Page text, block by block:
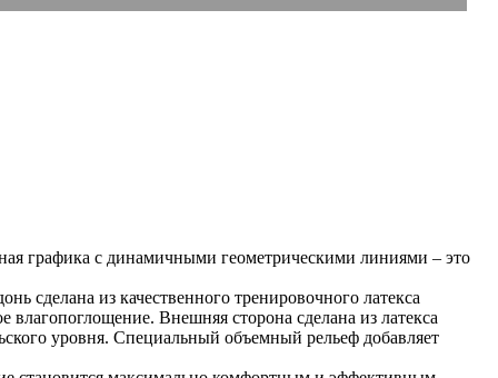
графика с динамичными геометрическими линиями – это
сделана из качественного тренировочного латекса
Внешняя сторона сделана из латекса
уровня. Специальный объемный рельеф добавляет